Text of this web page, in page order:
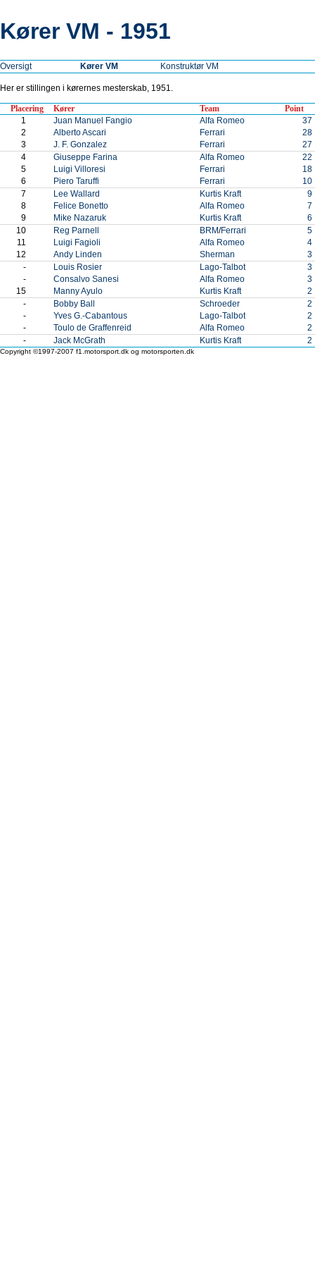
Kører VM - 1951
Oversigt Kører VM Konstruktør VM
Her er stillingen i kørernes mesterskab, 1951.
Placering Kører Team
Point
1 Juan Manuel Fangio Alfa Romeo
37
2 Alberto Ascari Ferrari
28
3 J. F. Gonzalez Ferrari
27
4 Giuseppe Farina Alfa Romeo
22
5
Luigi Villoresi Ferrari
18
6
Piero Taruffi Ferrari
10
7
Lee Wallard Kurtis Kraft
9
8
Felice Bonetto Alfa Romeo
7
9
Mike Nazaruk Kurtis Kraft
6
10
Reg Parnell BRM/Ferrari
5
11
Luigi Fagioli Alfa Romeo
4
12 Andy Linden Sherman
3
-
Louis Rosier Lago-Talbot
3
- Consalvo Sanesi Alfa Romeo
3
15
Manny Ayulo Kurtis Kraft
2
-
Bobby Ball Schroeder
2
- Yves G.-Cabantous Lago-Talbot
2
- Toulo de Graffenreid Alfa Romeo
2
- Jack McGrath Kurtis Kraft 2
Copyright ©1997-2007 f1.motorsport.dk og motorsporten.dk